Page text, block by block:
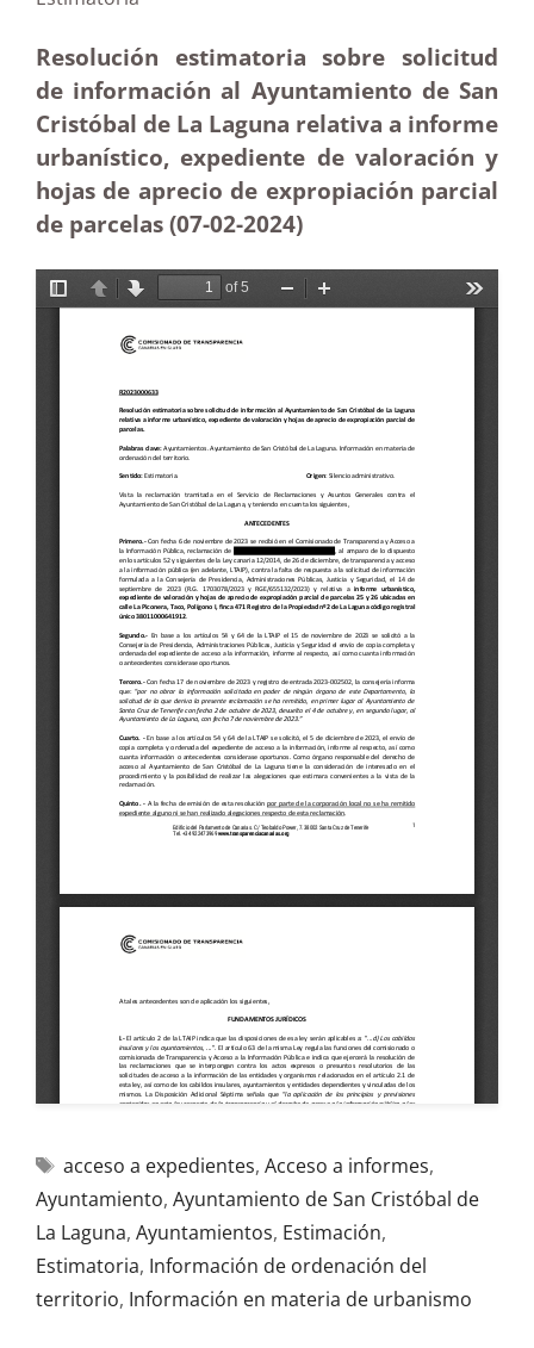
Resolución estimatoria sobre solicitud
de información al Ayuntamiento de San
Cristóbal de La Laguna relativa a informe
urbanístico, expediente de valoración y
hojas de aprecio de expropiación parcial
de parcelas (07-02-2024)
acceso a expedientes, Acceso a informes,
Ayuntamiento, Ayuntamiento de San Cristóbal de
La Laguna, Ayuntamientos, Estimación,
Estimatoria, Información de ordenación del
territorio, Información en materia de urbanismo